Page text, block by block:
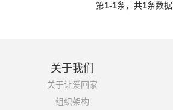
第1-1条，共1条数据.
关于我们
关于让爱回家
组织架构